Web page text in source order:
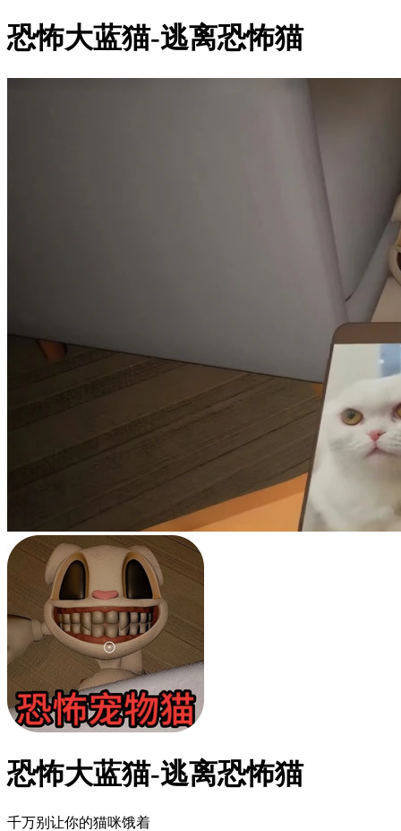
恐怖大蓝猫-逃离恐怖猫
恐怖大蓝猫-逃离恐怖猫
千万别让你的猫咪饿着